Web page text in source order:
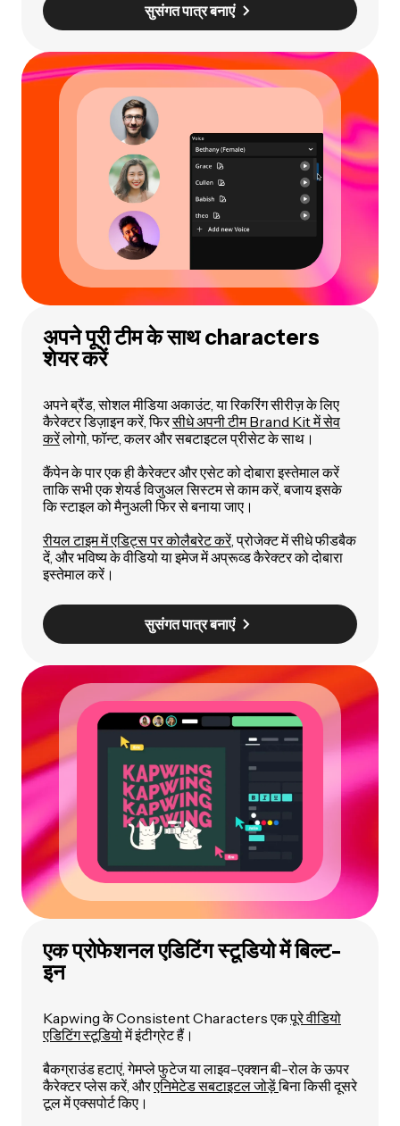
सुसंगत पात्र बनाएं
अपने पूरी टीम के साथ characters
शेयर करें
अपने ब्रैंड, सोशल मीडिया अकाउंट, या रिकरिंग सीरीज़ के लिए
कैरेक्टर डिज़ाइन करें, फिरसीधे अपनी टीम Brand Kit में सेव
करेंलोगो, फॉन्ट, कलर और सबटाइटल प्रीसेट के साथ।
कैंपेन के पार एक ही कैरेक्टर और एसेट को दोबारा इस्तेमाल करें
ताकि सभी एक शेयर्ड विजुअल सिस्टम से काम करें, बजाय इसके
कि स्टाइल को मैनुअली फिर से बनाया जाए।
रीयल टाइम में एडिट्स पर कोलैबरेट करें, प्रोजेक्ट में सीधे फीडबैक
दें, और भविष्य के वीडियो या इमेज में अप्रूव्ड कैरेक्टर को दोबारा
इस्तेमाल करें।
सुसंगत पात्र बनाएं
एक प्रोफेशनल एडिटिंग स्टूडियो में बिल्ट-
इन
Kapwing के Consistent Characters एकपूरे वीडियो
एडिटिंग स्टूडियोमें इंटीग्रेट हैं।
बैकग्राउंड हटाएं, गेमप्ले फुटेज या लाइव-एक्शन बी-रोल के ऊपर
कैरेक्टर प्लेस करें, औरएनिमेटेड सबटाइटल जोड़ेंबिना किसी दूसरे
टूल में एक्सपोर्ट किए।